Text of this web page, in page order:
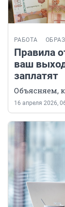
РАБОТА
Правила
ваш
заплатят
Объясняем,
16 апреля 2026,